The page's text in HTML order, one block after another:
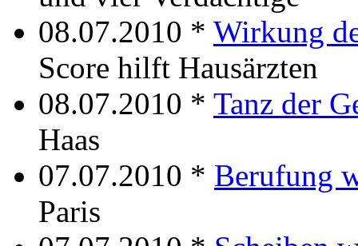
08.07.2010 * Wirkung
Score hilft Hausärzten
08.07.2010 * Tanz der
Haas
07.07.2010 * Berufung
Paris